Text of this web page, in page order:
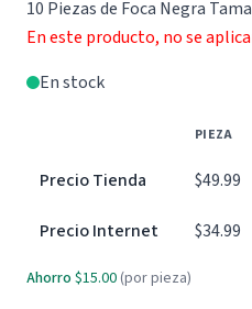
10 Piezas de Foca Negra
En este producto, no se
En stock
PIEZA
Precio Tienda $49.99
Precio Internet $34.99
Ahorro $15.00 (por pieza)